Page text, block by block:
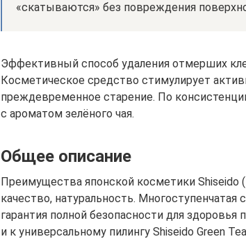
«скатываются» без повреждения
Эффективный способ удаления отмерших
Косметическое средство стимулирует
преждевременное старение. По
с ароматом зелёного чая.
Общее описание
Преимущества японской косметики
качество, натуральность.
гарантия полной безопасности для здоровья
и к универсальному пилингу Shiseido Green